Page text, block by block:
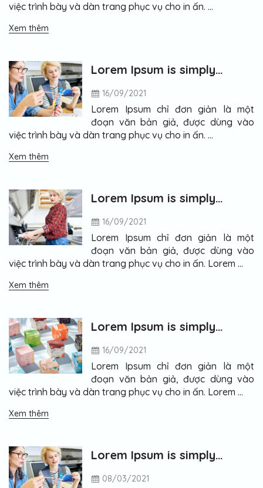
việc trình bày và dàn trang phục vụ cho in ấn. …
Xem thêm
Lorem Ipsum is simply
dummy text of the printing
16/09/2021
Lorem Ipsum chỉ đơn giản là một
đoạn văn bản giả, được dùng vào
việc trình bày và dàn trang phục vụ cho in ấn. …
Xem thêm
Lorem Ipsum is simply
dummy text of the printing
16/09/2021
Lorem Ipsum chỉ đơn giản là một
đoạn văn bản giả, được dùng vào
việc trình bày và dàn trang phục vụ cho in ấn. Lorem …
Xem thêm
Lorem Ipsum is simply
dummy text of the printing
16/09/2021
Lorem Ipsum chỉ đơn giản là một
đoạn văn bản giả, được dùng vào
việc trình bày và dàn trang phục vụ cho in ấn. Lorem …
Xem thêm
Lorem Ipsum is simply
dummy text of the printing
08/03/2021